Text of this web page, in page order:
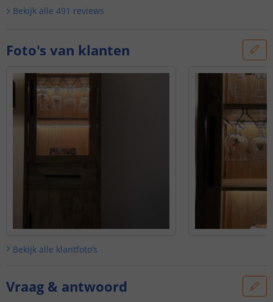
Bekijk alle 491 reviews
Foto's van klanten
Bekijk alle klantfoto’s
Vraag & antwoord